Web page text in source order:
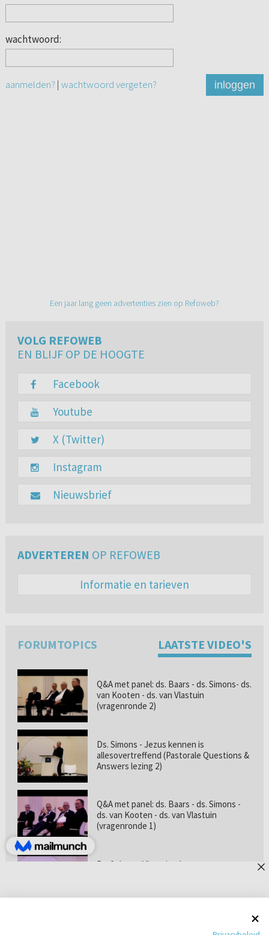
wachtwoord:
aanmelden? | wachtwoord vergeten? inloggen
Een jaar lang geen advertenties zien op Refoweb?
VOLG REFOWEB
EN BLIJF OP DE HOOGTE
Facebook
Youtube
X (Twitter)
Instagram
Nieuwsbrief
ADVERTEREN OP REFOWEB
Informatie en tarieven
FORUMTOPICS LAATSTE VIDEO'S
Q&A met panel: ds. Baars - ds. Simons- ds.
van Kooten - ds. van Vlastuin
(vragenronde 2)
Ds. Simons - Jezus kennen is
allesovertreffend (Pastorale Questions &
Answers lezing 2)
Q&A met panel: ds. Baars - ds. Simons -
ds. van Kooten - ds. van Vlastuin
(vragenronde 1)
Prof. dr. van Vlastuin - Is